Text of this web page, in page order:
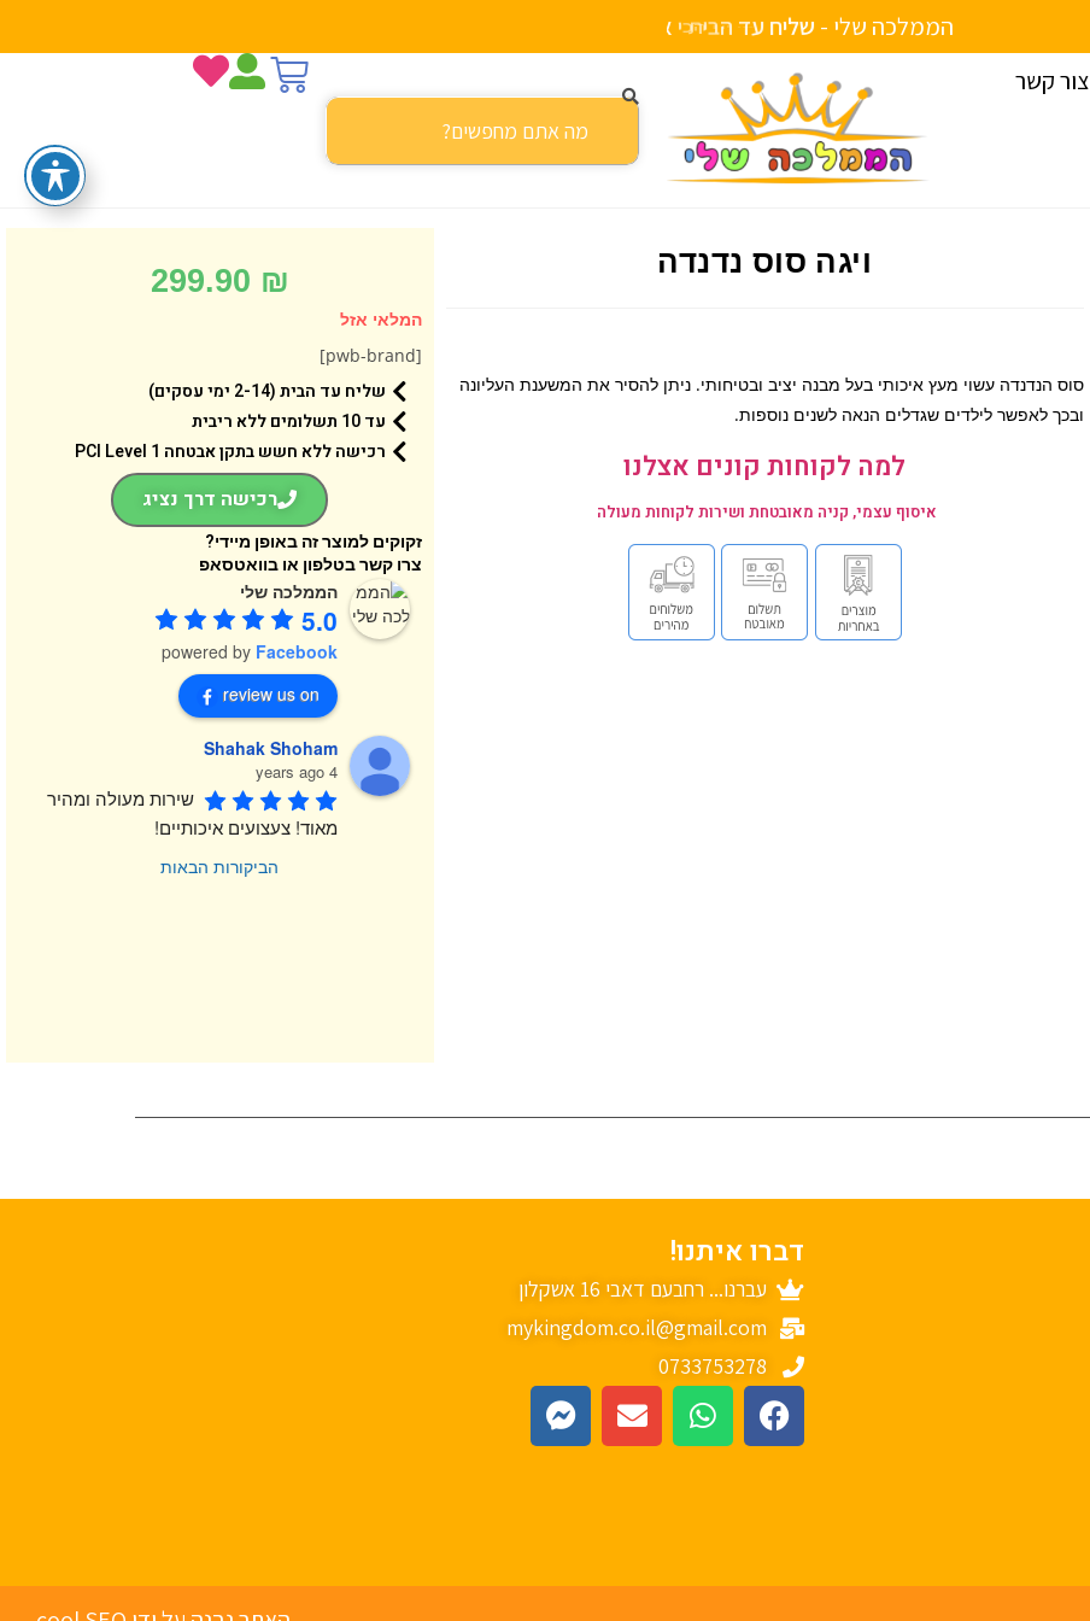
הממלכה שלי -שליחעדהבית
צור קשר
ויגה סוס נדנדה
סוס הנדנדה עשוי מעץ איכותי בעל מבנה יציב ובטיחותי. ניתן להסיר את המשענת העליונה
ובכך לאפשר לילדים שגדלים הנאה לשנים נוספות.
למה לקוחות קונים אצלנו
איסוף עצמי, קניה מאובטחת ושירות לקוחות מעולה
299.90 ₪
המלאי אזל
[pwb-brand]
שליח עד הבית (2-14 ימי עסקים)
עד 10 תשלומים ללא ריבית
רכישה ללא חשש בתקן אבטחה 1 PCI Level
רכישה דרך נציג
זקוקים למוצר זה באופן מיידי?
צרו קשר בטלפון או בוואטסאפ
הממלכה שלי
5.0
powered by Facebook
review us on
Shahak Shoham
4 years ago
מאוד! צעצועים איכותיים!
הביקורות הבאות
דברו איתנו!
עברנו... רחבעם דאבי 16 אשקלון
mykingdom.co.il@gmail.com
0733753278